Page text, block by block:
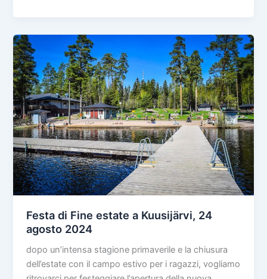
in
Circolo
e
Prrr…
talilá
Festa di Fine estate a Kuusijärvi, 24
agosto 2024
dopo un’intensa stagione primaverile e la chiusura
dell’estate con il campo estivo per i ragazzi, vogliamo